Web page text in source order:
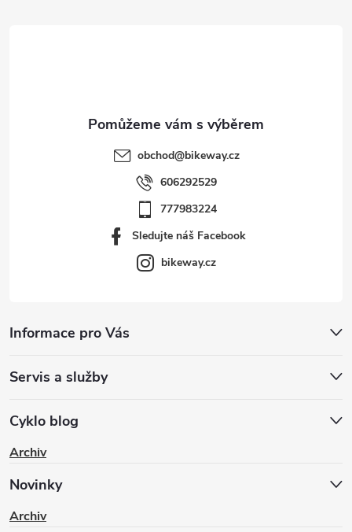
obchod@bikeway.cz
606292529
777983224
Sledujte náš Facebook
bikeway.cz
Informace pro Vás
Servis a služby
Cyklo blog
Archiv
Novinky
Archiv